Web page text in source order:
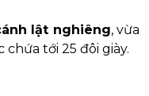
lật nghiêng, vừa
tới 25 đôi giày.